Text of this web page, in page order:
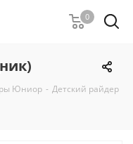
0
Юниор - Детский райдер